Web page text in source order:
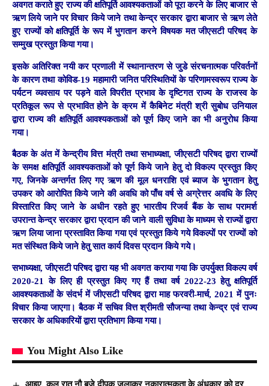
अवगत कराते हुए राज्य की क्षतिपूर्ति आवश्यकताओं को पूरा करने के लिए बाजार से
ऋण लिये जाने पर विचार किये जाने तथा केन्द्र सरकार द्वारा बाजार से ऋण लेते
हुए राज्यों को क्षतिपूर्ति के रूप में भुगतान करने विषयक मत जीएसटी परिषद के
सम्मुख प्रस्तुत किया गया।
इसके अतिरिक्त नयी कर प्रणाली में स्थानान्तरण से जुडे संरचनात्मक परिवर्तनों
के कारण तथा कोविड-19 महामारी जनित परिस्थितियों के परिणामस्वरूप राज्य के
पर्यटन व्यवसाय पर पड़ने वाले विपरीत प्रभाव के दृष्टिगत राज्य के राजस्व के
प्रतिकूल रूप से प्रभावित होने के क्रम में कैबिनेट मंत्री श्री सुबोध उनियाल
द्वारा राज्य की क्षतिपूर्ति आवश्यकताओं को पूर्ण किए जाने का भी अनुरोध किया
गया।
बैठक के अंत में केन्द्रीय वित्त मंत्री तथा सभाध्यक्षा, जीएसटी परिषद द्वारा राज्यों
के समक्ष क्षतिपूर्ति आवश्यकताओं को पूर्ण किये जाने हेतु दो विकल्प प्रस्तुत किए
गए, जिनके अन्तर्गत लिए गए ऋण की मूल धनराशि एवं ब्याज के भुगतान हेतु
उपकर को आरोपित किये जाने की अवधि को पाँच वर्ष से अग्रेत्तर अवधि के लिए
विस्तारित किए जाने के अधीन रहते हुए भारतीय रिजर्व बैंक के साथ परामर्श
उपरान्त केन्द्र सरकार द्वारा प्रदान की जाने वाली सुविधा के माध्यम से राज्यों द्वारा
ऋण लिया जाना प्रस्तावित किया गया एवं प्रस्तुत किये गये विकल्पों पर राज्यों को
मत संस्थित किये जाने हेतु सात कार्य दिवस प्रदान किये गये।
सभाध्यक्षा, जीएसटी परिषद द्वारा यह भी अवगत कराया गया कि उपर्युक्त विकल्प वर्ष
2020-21 के लिए ही प्रस्तुत किए गए हैं तथा वर्ष 2022-23 हेतु क्षतिपूर्ति
आवश्यकताओं के संदर्भ में जीएसटी परिषद द्वारा माह फरवरी-मार्च, 2021 में पुनः
विचार किया जाएगा। बैठक में सचिव वित्त श्रीमती सौजन्या तथा केन्द्र एवं राज्य
सरकार के अधिकारियों द्वारा प्रतिभाग किया गया।
You Might Also Like